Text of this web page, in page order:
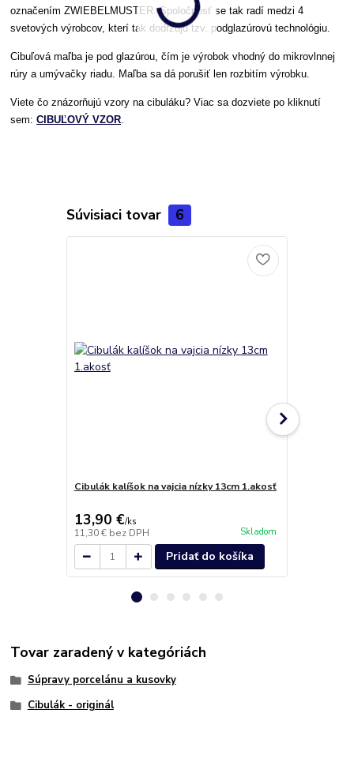
označením ZWIEBELMUSTER. Spoločnosť se tak radí medzi 4
svetových výrobcov, kterí tak dodržujú tzv. podglazúrovú technológiu.
Cibuľová maľba je pod glazúrou, čím je výrobok vhodný do mikrovlnnej
rúry a umývačky riadu. Maľba sa dá porušiť len rozbitím výrobku.
Viete čo znázorňujú vzory na cibuláku? Viac sa dozviete po kliknutí
sem:CIBUĽOVÝ VZOR
Súvisiaci tovar 6
Cibulák kalíšok na vajcia nízky 13cm 1.akosť
13,90 €/ks
11,30 € bez DPH Skladom
Pridať do košíka
Tovar zaradený v kategóriách
Súpravy porcelánu a kusovky
Cibulák - originál